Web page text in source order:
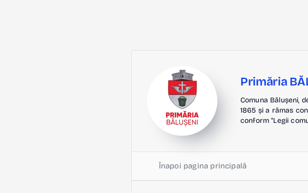
Primăria
Comuna Bălușeni,
1865 și a rămas
conform "Legii
Înapoi pagina principală